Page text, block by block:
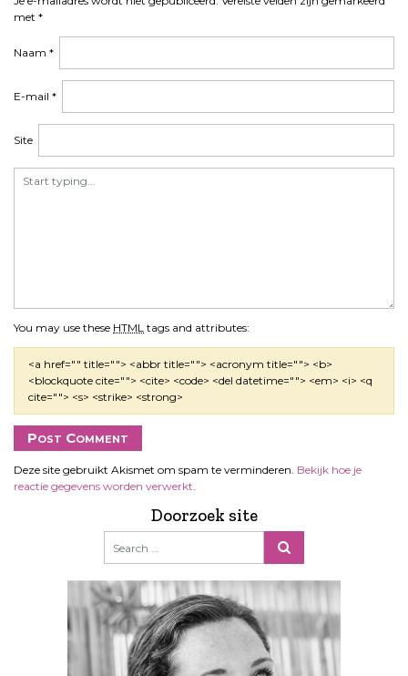
met *
You may use these HTML tags and attributes:
<a href="" title=""> <abbr title=""> <acronym title=""> <b>
<blockquote cite=""> <cite> <code> <del datetime=""> <em> <i> <q
cite=""> <s> <strike> <strong>
Naam *
E-mail *
Site
Deze site gebruikt Akismet om spam te verminderen. Bekijk hoe je
reactie gegevens worden verwerkt.
Doorzoek site